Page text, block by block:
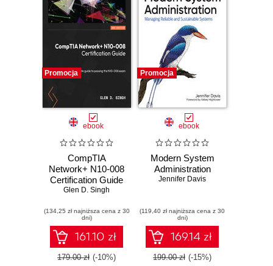
Promocja
ebook
CompTIA
Network+ N10-008
Certification Guide
- Second Edition.
to passing the
N10-008 exam -
Second Edition
Glen D. Singh
(134,25 zł najniższa cena z 30
dni)
161.10 zł
179.00 zł (-10%)
Promocja
ebook
Modern System
Administration
Jennifer Davis
(119,40 zł najniższa cena z 30
dni)
169.14 zł
199.00 zł (-15%)